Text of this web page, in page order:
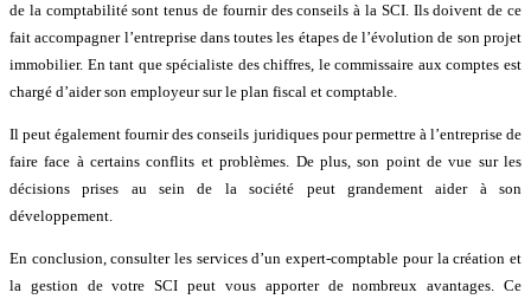
de la comptabilité sont tenus de fournir des conseils à la SCI. Ils doivent de ce
fait accompagner l’entreprise dans toutes les étapes de l’évolution de son projet
immobilier. En tant que spécialiste des chiffres, le commissaire aux comptes est
chargé d’aider son employeur sur le plan fiscal et comptable.
Il peut également fournir des conseils juridiques pour permettre à l’entreprise de
faire face à certains conflits et problèmes. De plus, son point de vue sur les
décisions prises au sein de la société peut grandement aider à son
développement.
En conclusion, consulter les services d’un expert-comptable pour la création et
la gestion de votre SCI peut vous apporter de nombreux avantages. Ce